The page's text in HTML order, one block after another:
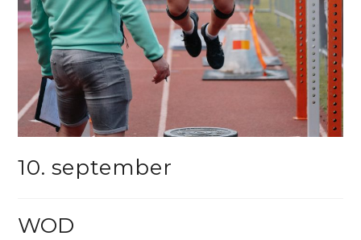
10. september
WOD